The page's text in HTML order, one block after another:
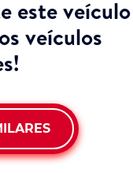
este veículo
veículos